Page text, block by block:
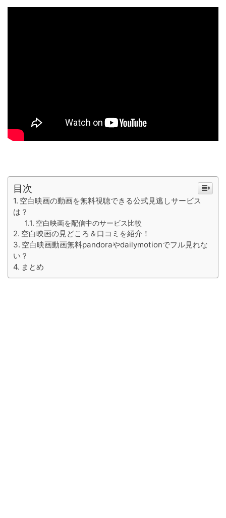
目次
空白映画の動画を無料視聴できる公式見逃しサービス
は？
空白映画を配信中のサービス比較
空白映画の見どころ＆口コミを紹介！
空白映画動画無料pandoraやdailymotionでフル見れな
い？
まとめ